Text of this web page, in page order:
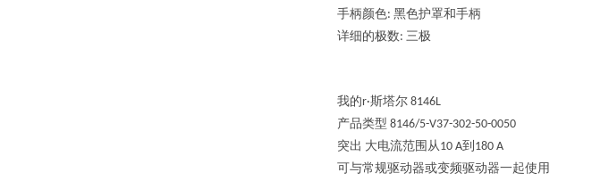
手柄颜色: 黑色护罩和手柄
详细的极数: 三极
我的r·斯塔尔 8146L
产品类型 8146/5-V37-302-50-0050
突出 大电流范围从10 A到 180 A
可与常规驱动器或变频驱动器一起使用